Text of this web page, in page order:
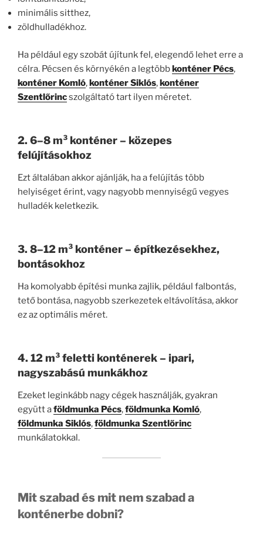
minimális sitthez,
zöldhulladékhoz.
Ha például egy szobát újítunk fel, elegendő lehet erre a
célra. Pécsen és környékén a legtöbbkonténer Pécs,
konténer Komló,konténer Siklós,konténer
Szentlőrincszolgáltató tart ilyen méretet.
2. 6–8 m³ konténer – közepes
felújításokhoz
Ezt általában akkor ajánlják, ha a felújítás több
helyiséget érint, vagy nagyobb mennyiségű vegyes
hulladék keletkezik.
3. 8–12 m³ konténer – építkezésekhez,
bontásokhoz
Ha komolyabb építési munka zajlik, például falbontás,
tető bontása, nagyobb szerkezetek eltávolítása, akkor
ez az optimális méret.
4. 12 m³ feletti konténerek – ipari,
nagyszabású munkákhoz
Ezeket leginkább nagy cégek használják, gyakran
együtt aföldmunka Pécs,földmunka Komló,
földmunka Siklós,földmunka Szentlőrinc
munkálatokkal.
Mit szabad és mit nem szabad a
konténerbe dobni?